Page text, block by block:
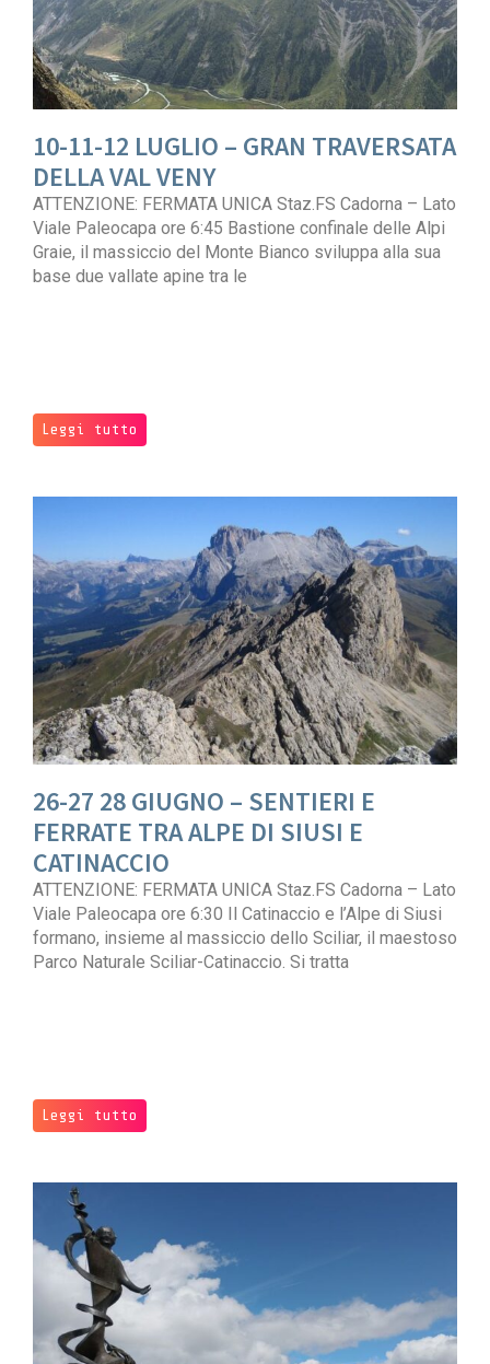
10-11-12 LUGLIO – GRAN TRAVERSATA
DELLA VAL VENY
ATTENZIONE: FERMATA UNICA Staz.FS Cadorna – Lato
Viale Paleocapa ore 6:45 Bastione confinale delle Alpi
Graie, il massiccio del Monte Bianco sviluppa alla sua
base due vallate apine tra le
Leggi tutto
26-27 28 GIUGNO – SENTIERI E
FERRATE TRA ALPE DI SIUSI E
CATINACCIO
ATTENZIONE: FERMATA UNICA Staz.FS Cadorna – Lato
Viale Paleocapa ore 6:30 Il Catinaccio e l’Alpe di Siusi
formano, insieme al massiccio dello Sciliar, il maestoso
Parco Naturale Sciliar-Catinaccio. Si tratta
Leggi tutto